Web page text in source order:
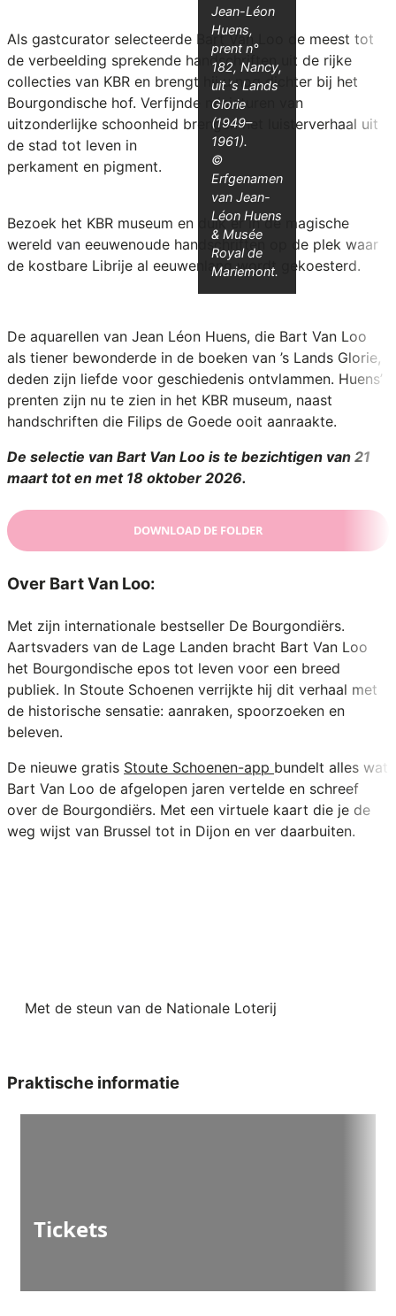
Als gastcurator selecteerde Bart Van Loo de meest tot
de verbeelding sprekende handschriften uit de rijke
collecties van KBR en brengt hij u nog dichter bij het
Bourgondische hof. Verfijnde miniaturen van
uitzonderlijke schoonheid brengen het luisterverhaal uit
de stad tot leven in
perkament en pigment.
Bezoek het KBR museum en duik er in de magische
wereld van eeuwenoude handschriften op de plek waar
de kostbare Librije al eeuwenlang wordt gekoesterd.
Jean-Léon
Huens,
prent n°
182, Nancy,
uit ‘s Lands
Glorie
(1949–
1961).
©
Erfgenamen
van Jean-
Léon Huens
& Musée
Royal de
Mariemont.
De aquarellen van Jean Léon Huens, die Bart Van Loo
als tiener bewonderde in de boeken van ’s Lands Glorie,
deden zijn liefde voor geschiedenis ontvlammen. Huens’
prenten zijn nu te zien in het KBR museum, naast
handschriften die Filips de Goede ooit aanraakte.
De selectie van Bart Van Loo is te bezichtigen van 21
maart tot en met 18 oktober 2026.
DOWNLOAD DE FOLDER
Over Bart Van Loo:
Met zijn internationale bestseller De Bourgondiërs.
Aartsvaders van de Lage Landen bracht Bart Van Loo
het Bourgondische epos tot leven voor een breed
publiek. In Stoute Schoenen verrijkte hij dit verhaal met
de historische sensatie: aanraken, spoorzoeken en
beleven.
De nieuwe gratis Stoute Schoenen-app bundelt alles wat
Bart Van Loo de afgelopen jaren vertelde en schreef
over de Bourgondiërs. Met een virtuele kaart die je de
weg wijst van Brussel tot in Dijon en ver daarbuiten.
Met de steun van de Nationale Loterij
Praktische informatie
Tickets